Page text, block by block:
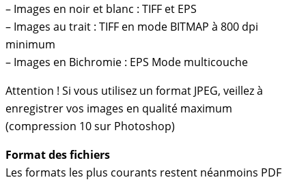
– Images en noir et blanc : TIFF et EPS
– Images au trait : TIFF en mode BITMAP à 800 dpi
minimum
– Images en Bichromie : EPS Mode multicouche
Attention ! Si vous utilisez un format JPEG, veillez à
enregistrer vos images en qualité maximum
(compression 10 sur Photoshop)
Format des fichiers
Les formats les plus courants restent néanmoins PDF